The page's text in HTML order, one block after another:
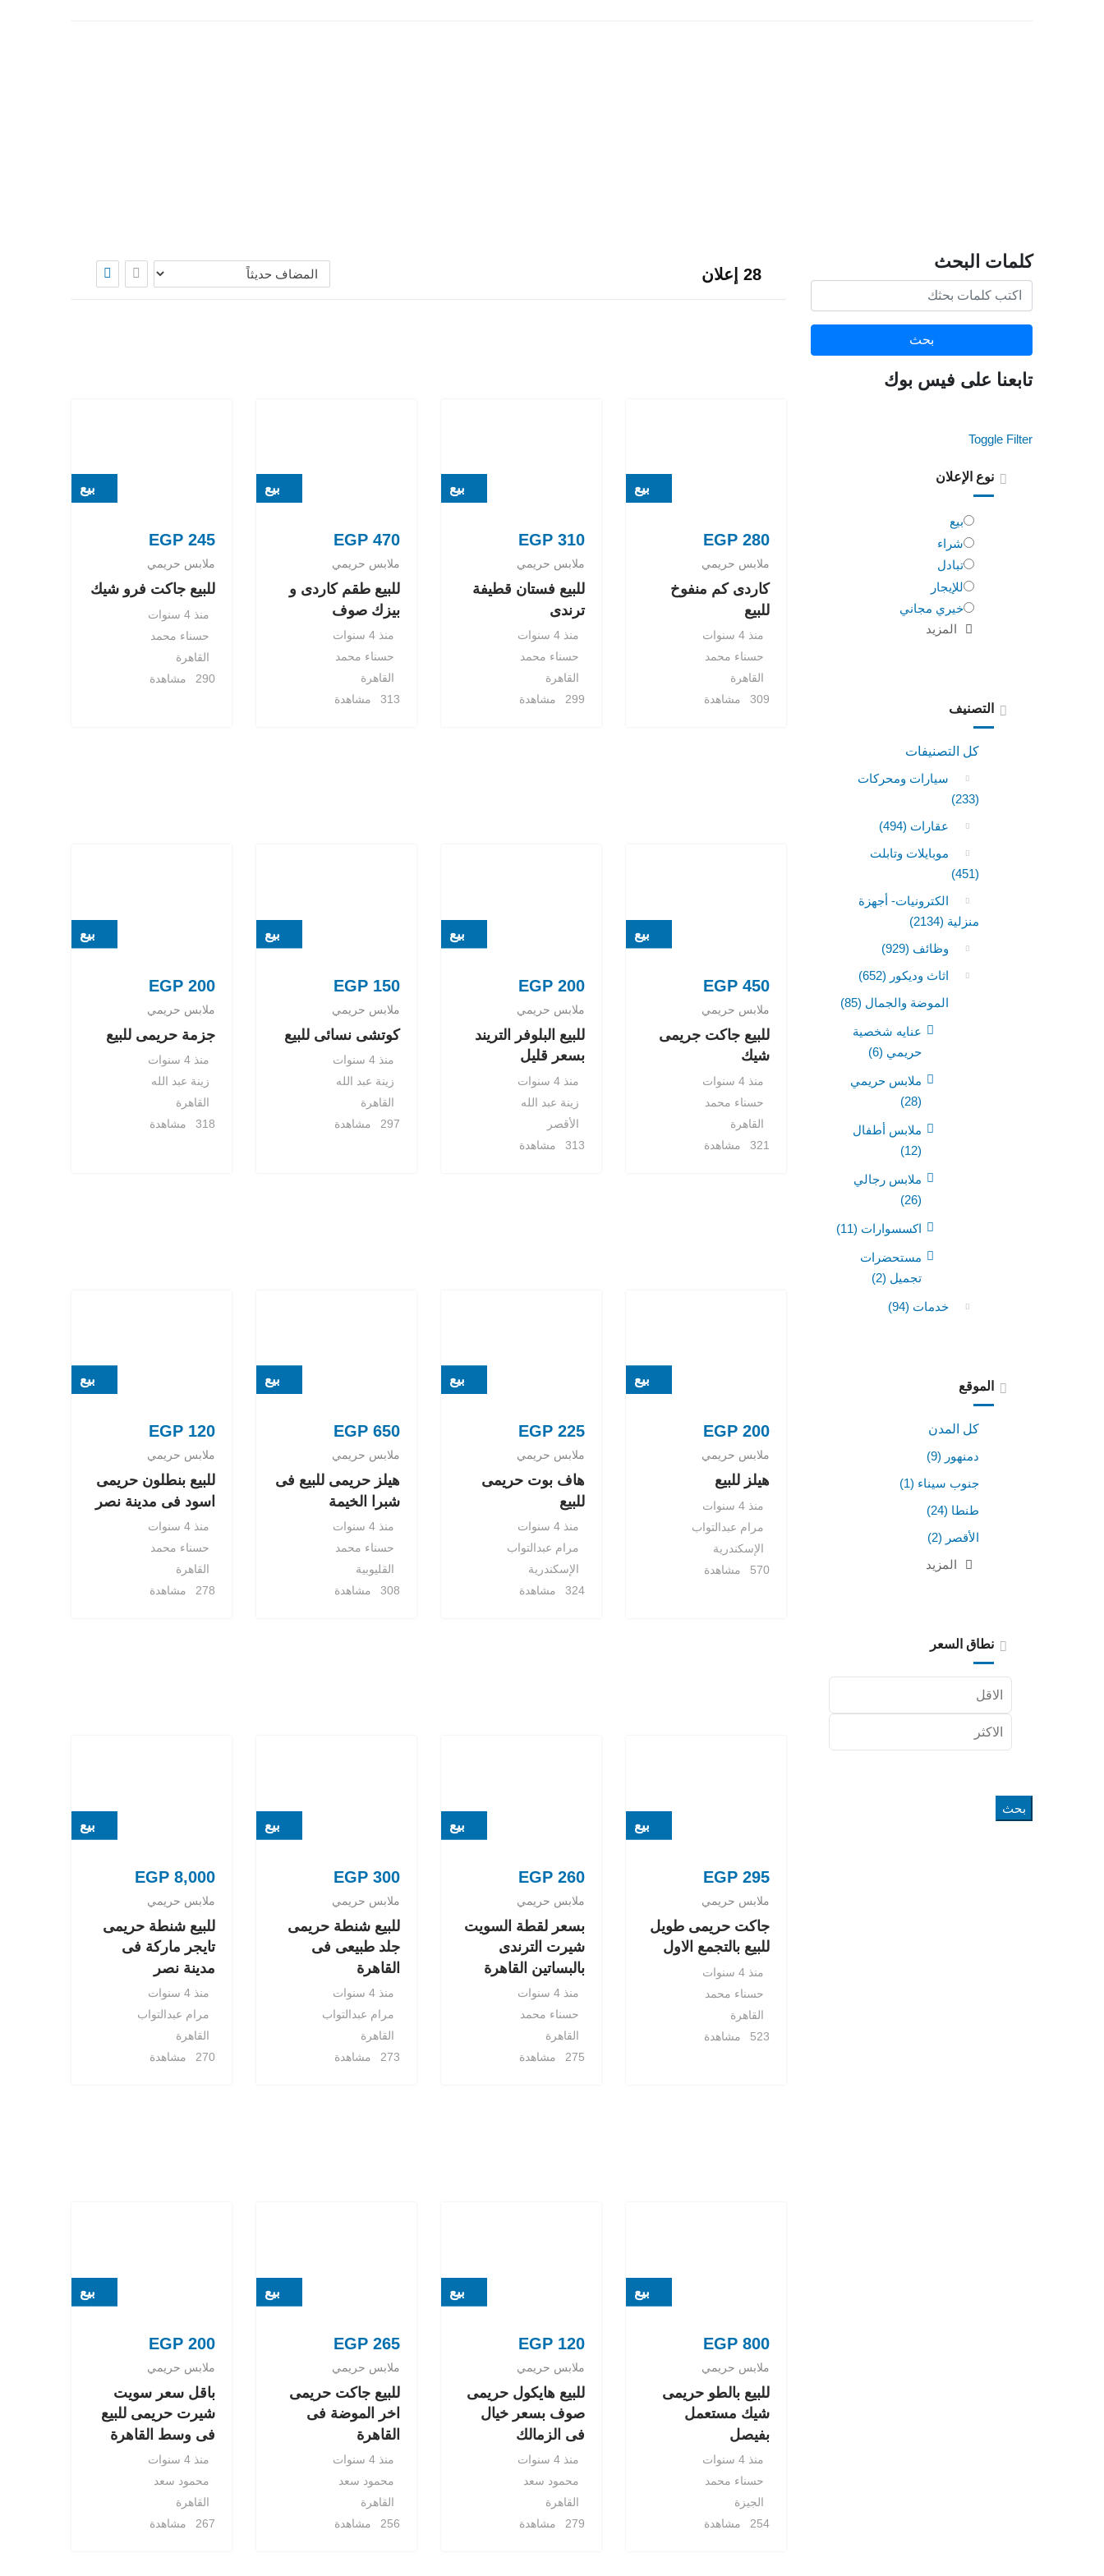
كلمات البحث
بحث
تابعنا على فيس بوك
Toggle Filter
نوع الإعلان
بيع
شراء
تبادل
للإيجار
خيري مجاني
المزيد
التصنيف
كل التصنيفات
سيارات ومحركات
(233)
عقارات (494)
موبايلات وتابلت
(451)
الكترونيات- أجهزة
منزلية (2134)
وظائف (929)
اثاث وديكور (652)
الموضة والجمال (85)
عنايه شخصية
حريمي (6)
ملابس حريمي
(28)
ملابس أطفال
(12)
ملابس رجالي
(26)
اكسسوارات (11)
مستحضرات
تجميل (2)
خدمات (94)
الموقع
كل المدن
دمنهور (9)
جنوب سيناء (1)
طنطا (24)
الأقصر (2)
المزيد
نطاق السعر
بحث
28 إعلان
بيع
EGP 280
ملابس حريمي
كاردى كم منفوخ
للبيع
منذ 4 سنوات
حسناء محمد
القاهرة
309 مشاهدة
بيع
EGP 310
ملابس حريمي
للبيع فستان قطيفة
ترندى
منذ 4 سنوات
حسناء محمد
القاهرة
299 مشاهدة
بيع
EGP 470
ملابس حريمي
للبيع طقم كاردى و
بيزك صوف
منذ 4 سنوات
حسناء محمد
القاهرة
313 مشاهدة
بيع
EGP 245
ملابس حريمي
للبيع جاكت فرو شيك
منذ 4 سنوات
حسناء محمد
القاهرة
290 مشاهدة
بيع
EGP 450
ملابس حريمي
للبيع جاكت جريمى
شيك
منذ 4 سنوات
حسناء محمد
القاهرة
321 مشاهدة
بيع
EGP 200
ملابس حريمي
للبيع البلوفر التريند
بسعر قليل
منذ 4 سنوات
زينة عبد الله
الأقصر
313 مشاهدة
بيع
EGP 150
ملابس حريمي
كوتشى نسائى للبيع
منذ 4 سنوات
زينة عبد الله
القاهرة
297 مشاهدة
بيع
EGP 200
ملابس حريمي
جزمة حريمى للبيع
منذ 4 سنوات
زينة عبد الله
القاهرة
318 مشاهدة
بيع
EGP 200
ملابس حريمي
هيلز للبيع
منذ 4 سنوات
مرام عبدالتواب
الإسكندرية
570 مشاهدة
بيع
EGP 225
ملابس حريمي
هاف بوت حريمى
للبيع
منذ 4 سنوات
مرام عبدالتواب
الإسكندرية
324 مشاهدة
بيع
EGP 650
ملابس حريمي
هيلز حريمى للبيع فى
شبرا الخيمة
منذ 4 سنوات
حسناء محمد
القليوبية
308 مشاهدة
بيع
EGP 120
ملابس حريمي
للبيع بنطلون حريمى
اسود فى مدينة نصر
منذ 4 سنوات
حسناء محمد
القاهرة
278 مشاهدة
بيع
EGP 295
ملابس حريمي
جاكت حريمى طويل
للبيع بالتجمع الاول
منذ 4 سنوات
حسناء محمد
القاهرة
523 مشاهدة
بيع
EGP 260
ملابس حريمي
بسعر لقطة السويت
شيرت الترندى
بالبساتين القاهرة
منذ 4 سنوات
حسناء محمد
القاهرة
275 مشاهدة
بيع
EGP 300
ملابس حريمي
للبيع شنطة حريمى
جلد طبيعى فى
القاهرة
منذ 4 سنوات
مرام عبدالتواب
القاهرة
273 مشاهدة
بيع
EGP 8,000
ملابس حريمي
للبيع شنطة حريمى
تايجر ماركة فى
مدينة نصر
منذ 4 سنوات
مرام عبدالتواب
القاهرة
270 مشاهدة
بيع
EGP 800
ملابس حريمي
للبيع بالطو حريمى
شيك مستعمل
بفيصل
منذ 4 سنوات
حسناء محمد
الجيزة
254 مشاهدة
بيع
EGP 120
ملابس حريمي
للبيع هايكول حريمى
صوف بسعر خيال
فى الزمالك
منذ 4 سنوات
محمود سعد
القاهرة
279 مشاهدة
بيع
EGP 265
ملابس حريمي
للبيع جاكت حريمى
اخر الموضة فى
القاهرة
منذ 4 سنوات
محمود سعد
القاهرة
256 مشاهدة
بيع
EGP 200
ملابس حريمي
باقل سعر سويت
شيرت حريمى للبيع
فى وسط القاهرة
منذ 4 سنوات
محمود سعد
القاهرة
267 مشاهدة